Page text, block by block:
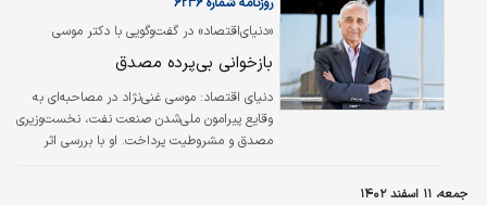
«دنیای‌اقتصاد» در گفت‌وگویی با دکتر موسی
غنی‌نژاد به بررسی «شخصیت مصدق، ماهیت
کودتای ۲۸ مرداد و ملی‌شدن صنعت نفت»
پرداخت
بازخوانی بی‌پرده مصدق
دنیای اقتصاد: موسی غنی‌نژاد در مصاحبه‌ای به
وقایع پیرامون ملی‌شدن صنعت نفت، نخست‌وزیری
مصدق و مشروطیت پرداخت. او با بررسی اثر
جمعه، ۱۱ اسفند ۱۴۰۲